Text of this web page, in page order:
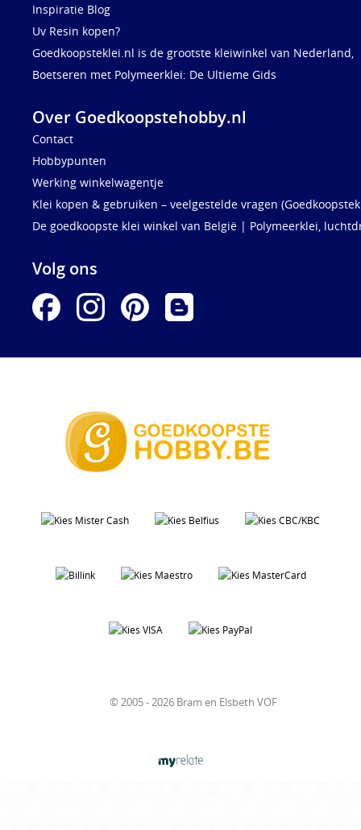
Inspiratie Blog
Uv Resin kopen?
Goedkoopsteklei.nl is de grootste kleiwinkel van Nederland,
Boetseren met Polymeerklei: De Ultieme Gids
Over Goedkoopstehobby.nl
Contact
Hobbypunten
Werking winkelwagentje
Klei kopen & gebruiken – veelgestelde vragen
De goedkoopste klei winkel van België | Polymeerklei,
Volg ons
© 2005 - 2026 Bram en Elsbeth VOF